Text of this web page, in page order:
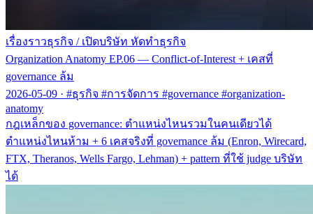
เรื่องราวธุรกิจ / เปิดบริษัท หัดทำธุรกิจ
Organization Anatomy EP.06 — Conflict-of-Interest + เคสที่
governance ล้ม
2026-05-09 · #ธุรกิจ #การจัดการ #governance #organization-
anatomy
กฎเหล็กของ governance: ตำแหน่งไหนรวมในคนเดียวได้
ตำแหน่งไหนห้าม + 6 เคสจริงที่ governance ล้ม (Enron, Wirecard,
FTX, Theranos, Wells Fargo, Lehman) + pattern ที่ใช้ judge บริษัท
ได้